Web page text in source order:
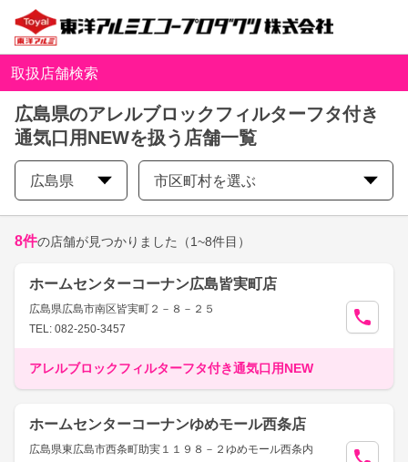
取扱店舗検索
広島県のアレルブロックフィルターフタ付き
通気口用NEWを扱う店舗一覧
広島県 市区町村を選ぶ
8件の店舗が見つかりました （1~8件目）
ホームセンターコーナン広島皆実町店
広島県広島市南区皆実町２－８－２５
TEL: 082-250-3457
アレルブロックフィルターフタ付き通気口用NEW
ホームセンターコーナンゆめモール西条店
広島県東広島市西条町助実１１９８－２ゆめモール西条内